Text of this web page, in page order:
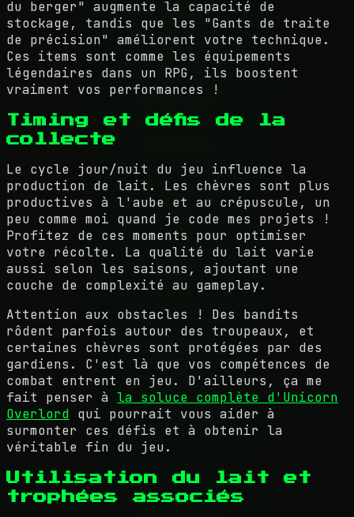
du berger" augmente la capacité de
stockage, tandis que les "Gants de traite
de précision" améliorent votre technique.
Ces items sont comme les équipements
légendaires dans un RPG, ils boostent
vraiment vos performances !
Timing et défis de la
collecte
Le cycle jour/nuit du jeu influence la
production de lait. Les chèvres sont plus
productives à l'aube et au crépuscule, un
peu comme moi quand je code mes projets !
Profitez de ces moments pour optimiser
votre récolte. La qualité du lait varie
aussi selon les saisons, ajoutant une
couche de complexité au gameplay.
Attention aux obstacles ! Des bandits
rôdent parfois autour des troupeaux, et
certaines chèvres sont protégées par des
gardiens. C'est là que vos compétences de
combat entrent en jeu. D'ailleurs, ça me
fait penser à la soluce complète d'Unicorn
Overlord qui pourrait vous aider à
surmonter ces défis et à obtenir la
véritable fin du jeu.
Utilisation du lait et
trophées associés